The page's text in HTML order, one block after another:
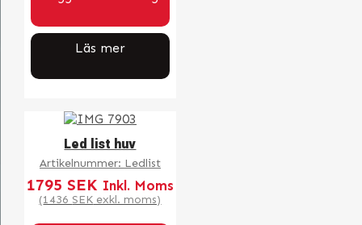
Läs mer
Led list huv
Artikelnummer: Ledlist
1795 SEK Inkl. Moms
(1436 SEK exkl. moms)